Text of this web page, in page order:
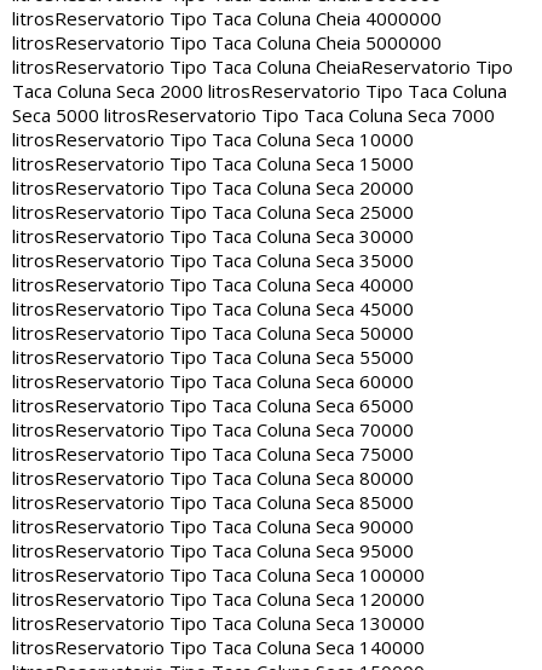
litrosReservatorio Tipo Taca Coluna Cheia 4000000
litrosReservatorio Tipo Taca Coluna Cheia 5000000
litrosReservatorio Tipo Taca Coluna CheiaReservatorio Tipo
Taca Coluna Seca 2000 litrosReservatorio Tipo Taca Coluna
Seca 5000 litrosReservatorio Tipo Taca Coluna Seca 7000
litrosReservatorio Tipo Taca Coluna Seca 10000
litrosReservatorio Tipo Taca Coluna Seca 15000
litrosReservatorio Tipo Taca Coluna Seca 20000
litrosReservatorio Tipo Taca Coluna Seca 25000
litrosReservatorio Tipo Taca Coluna Seca 30000
litrosReservatorio Tipo Taca Coluna Seca 35000
litrosReservatorio Tipo Taca Coluna Seca 40000
litrosReservatorio Tipo Taca Coluna Seca 45000
litrosReservatorio Tipo Taca Coluna Seca 50000
litrosReservatorio Tipo Taca Coluna Seca 55000
litrosReservatorio Tipo Taca Coluna Seca 60000
litrosReservatorio Tipo Taca Coluna Seca 65000
litrosReservatorio Tipo Taca Coluna Seca 70000
litrosReservatorio Tipo Taca Coluna Seca 75000
litrosReservatorio Tipo Taca Coluna Seca 80000
litrosReservatorio Tipo Taca Coluna Seca 85000
litrosReservatorio Tipo Taca Coluna Seca 90000
litrosReservatorio Tipo Taca Coluna Seca 95000
litrosReservatorio Tipo Taca Coluna Seca 100000
litrosReservatorio Tipo Taca Coluna Seca 120000
litrosReservatorio Tipo Taca Coluna Seca 130000
litrosReservatorio Tipo Taca Coluna Seca 140000